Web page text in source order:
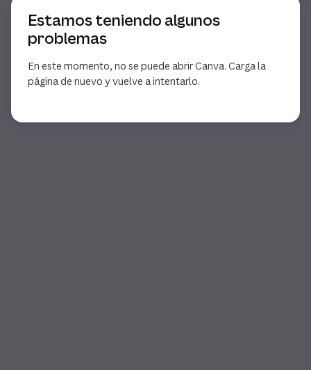
Estamos teniendo algunos
problemas
En este momento, no se puede abrir Canva. Carga la
página de nuevo y vuelve a intentarlo.